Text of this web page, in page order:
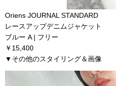
Oriens JOURNAL STANDARD
レースアップデニムジャケット
ブルー A | フリー
￥15,400
▼その他のスタイリング＆画像